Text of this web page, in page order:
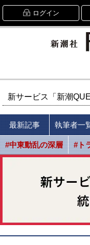
ログイン
新サービス「新潮
最新記事 執筆者一
#中東動乱の深層 #ト